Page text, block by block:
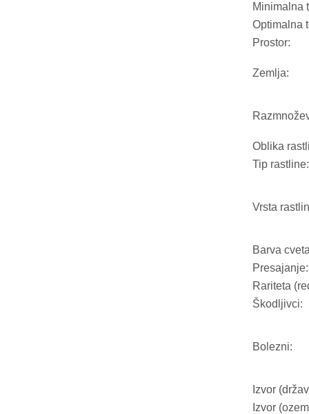
Minimalna
Optimalna
Prostor:
Zemlja:
Oblika
Tip rastline:
Vrsta
Barva
Presajanje:
Rariteta
Škodljivci:
Bolezni:
Izvor
Izvor